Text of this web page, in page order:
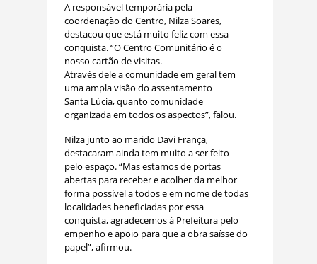
A responsável temporária pela
coordenação do Centro, Nilza Soares,
destacou que está muito feliz com essa
conquista. “O Centro Comunitário é o
nosso cartão de visitas.
Através dele a comunidade em geral tem
uma ampla visão do assentamento
Santa Lúcia, quanto comunidade
organizada em todos os aspectos”, falou.
Nilza junto ao marido Davi França,
destacaram ainda tem muito a ser feito
pelo espaço. “Mas estamos de portas
abertas para receber e acolher da melhor
forma possível a todos e em nome de todas
localidades beneficiadas por essa
conquista, agradecemos à Prefeitura pelo
empenho e apoio para que a obra saísse do
papel”, afirmou.